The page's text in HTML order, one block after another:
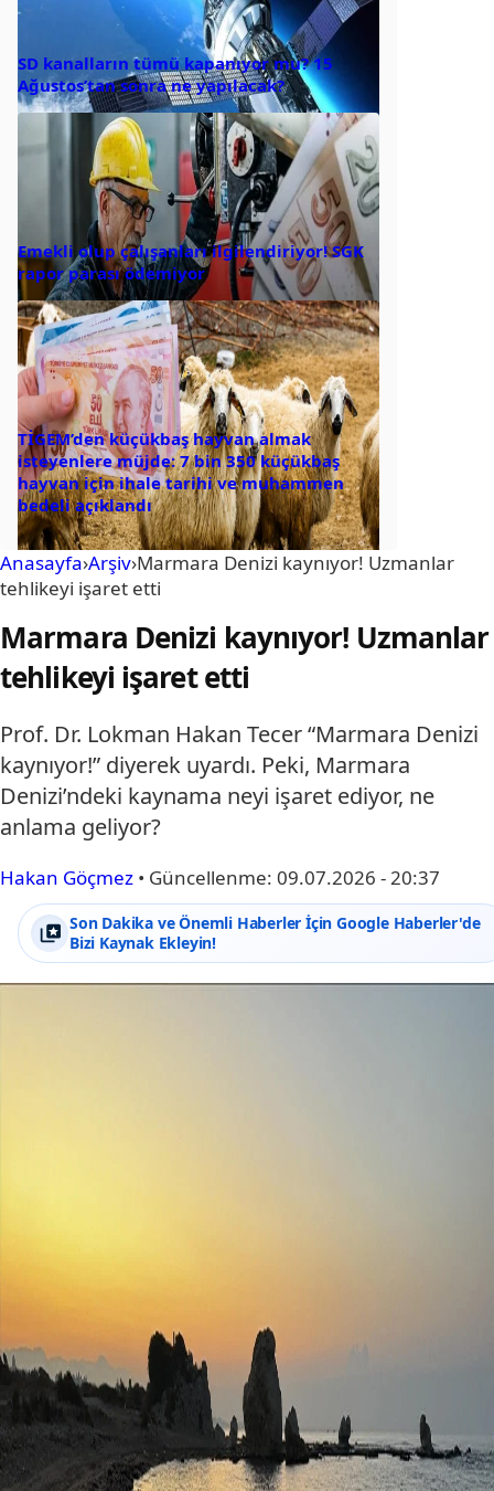
SD kanalların tümü kapanıyor mu? 15
Ağustos’tan sonra ne yapılacak?
Emekli olup çalışanları ilgilendiriyor! SGK
rapor parası ödemiyor
TİGEM’den küçükbaş hayvan almak
isteyenlere müjde: 7 bin 350 küçükbaş
hayvan için ihale tarihi ve muhammen
bedeli açıklandı
Anasayfa›Arşiv›Marmara Denizi kaynıyor! Uzmanlar
tehlikeyi işaret etti
Marmara Denizi kaynıyor! Uzmanlar
tehlikeyi işaret etti
Prof. Dr. Lokman Hakan Tecer “Marmara Denizi
kaynıyor!” diyerek uyardı. Peki, Marmara
Denizi’ndeki kaynama neyi işaret ediyor, ne
anlama geliyor?
Hakan Göçmez • Güncellenme: 09.07.2026 - 20:37
Son Dakika ve Önemli Haberler İçin Google Haberler'de
Bizi Kaynak Ekleyin!